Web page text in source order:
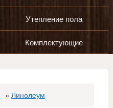
Утепление пола
Комплектующие
» Линолеум